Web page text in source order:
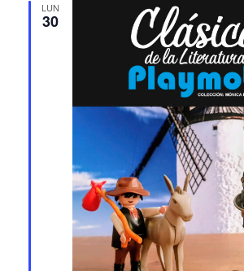
LUN
30